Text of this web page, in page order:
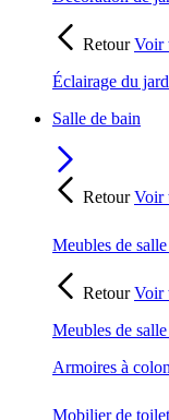
RetourVoir
Éclairage du
Salle de bain
RetourVoir
Meubles de
RetourVoir
Meubles de
Armoires à
Mobilier de